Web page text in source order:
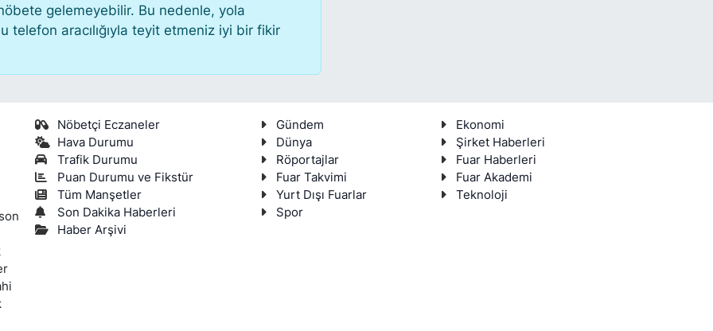
gelemeyebilir. Bu nedenle, yola
telefon aracılığıyla teyit etmeniz iyi bir fikir
Nöbetçi Eczaneler
Hava Durumu
Trafik Durumu
Puan Durumu ve Fikstür
Tüm Manşetler
Son Dakika Haberleri
Haber Arşivi
Gündem
Ekonomi
Dünya
Şirket Haberleri
Röportajlar
Fuar Haberleri
Fuar Takvimi
Fuar Akademi
Yurt Dışı Fuarlar
Teknoloji
Spor